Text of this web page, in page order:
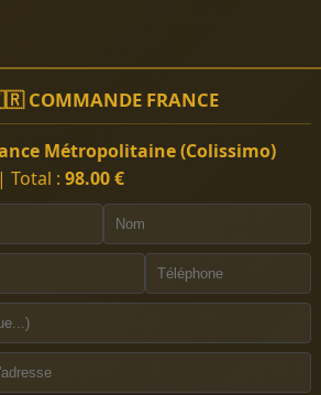
COMMANDE FRANCE
Métropolitaine (Colissimo)
Total : 98.00 €